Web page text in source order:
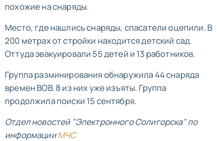
похожие на снаряды.
Место, где нашлись снаряды, спасатели оцепили. В
200 метрах от стройки находится детский сад.
Оттуда эвакуировали 55 детей и 13 работников.
Группа разминирования обнаружила 44 снаряда
времен ВОВ. 8 из них уже изъяты. Группа
продолжила поиски 15 сентября.
Отдел новостей "Электронного Солигорска" по
информацииМЧС